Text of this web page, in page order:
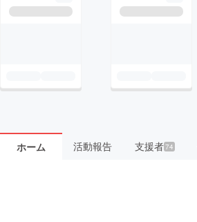
ホーム 活動報告 支援者74